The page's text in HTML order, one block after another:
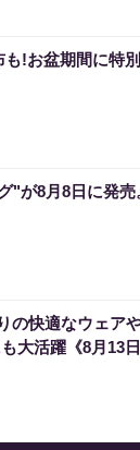
も!お盆期間に特
"が8月8日に発
の快適なウェア
大活躍《8月13日